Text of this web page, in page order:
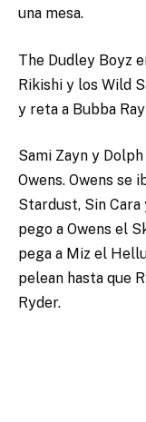
una mesa.
The Dudley Boyz
Rikishi y los Wild
y reta a Bubba
Sami Zayn y
Owens. Owens se
Stardust, Sin
pego a Owens el
pega a Miz el
pelean hasta que
Ryder.